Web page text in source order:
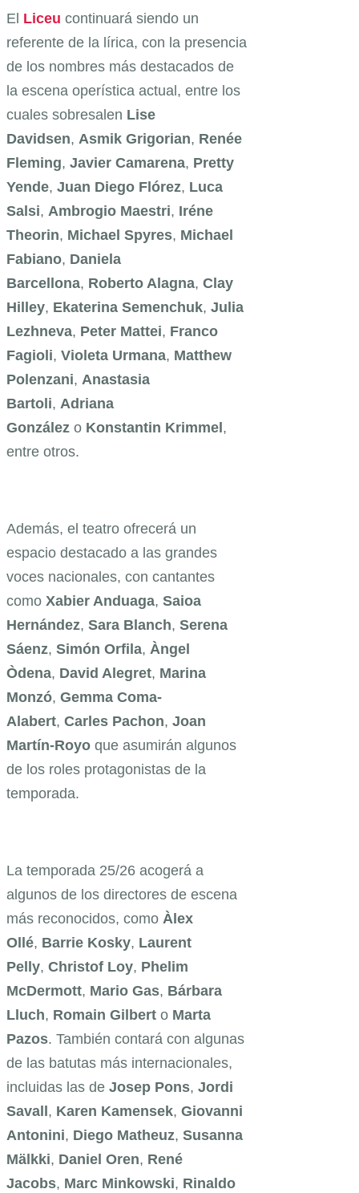
El Liceu continuará siendo un
referente de la lírica, con la presencia
de los nombres más destacados de
la escena operística actual, entre los
cuales sobresalen Lise
Davidsen, Asmik Grigorian, Renée
Fleming, Javier Camarena, Pretty
Yende, Juan Diego Flórez, Luca
Salsi, Ambrogio Maestri, Iréne
Theorin, Michael Spyres, Michael
Fabiano, Daniela
Barcellona, Roberto Alagna, Clay
Hilley, Ekaterina Semenchuk, Julia
Lezhneva, Peter Mattei, Franco
Fagioli, Violeta Urmana, Matthew
Polenzani, Anastasia
Bartoli, Adriana
González o Konstantin Krimmel ,
entre otros.
Además, el teatro ofrecerá un
espacio destacado a las grandes
voces nacionales, con cantantes
como Xabier Anduaga, Saioa
Hernández, Sara Blanch, Serena
Sáenz, Simón Orfila, Àngel
Òdena, David Alegret, Marina
Monzó, Gemma Coma-
Alabert, Carles Pachon, Joan
Martín-Royo que asumirán algunos
de los roles protagonistas de la
temporada.
La temporada 25/26 acogerá a
algunos de los directores de escena
más reconocidos, como Àlex
Ollé, Barrie Kosky, Laurent
Pelly, Christof Loy, Phelim
McDermott, Mario Gas, Bárbara
Lluch, Romain Gilbert o Marta
Pazos. También contará con algunas
de las batutas más internacionales,
incluidas las de Josep Pons, Jordi
Savall , Karen Kamensek, Giovanni
Antonini, Diego Matheuz, Susanna
Mälkki, Daniel Oren, René
Jacobs, Marc Minkowski, Rinaldo